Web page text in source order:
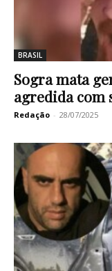
BRASIL
Sogra mata
agredida com
Redação - 28/07/2025